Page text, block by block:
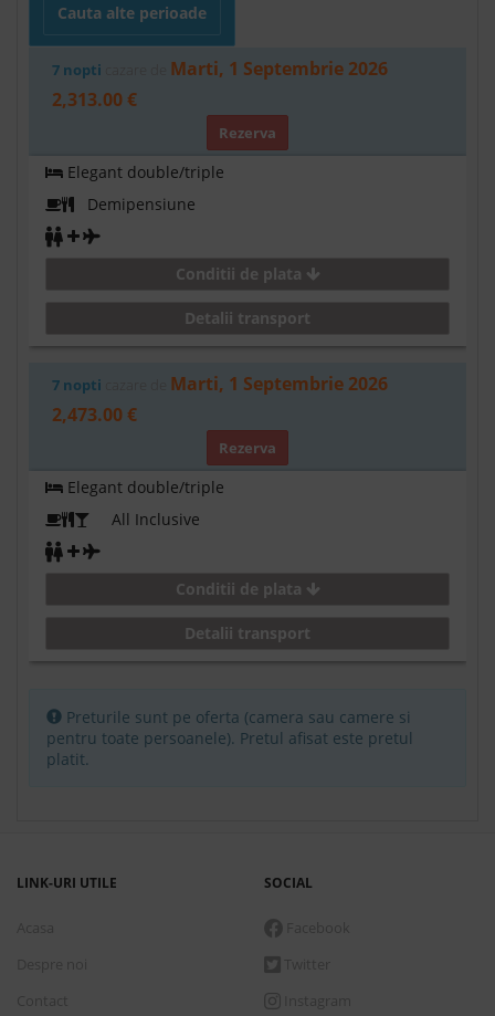
Cauta alte perioade
7 nopti
Marti, 1 Septembrie 2026
2,313.00 €
Rezerva
Elegant double/triple
Demipensiune
Conditii de plata
Detalii transport
7 nopti
Marti, 1 Septembrie 2026
2,473.00 €
Rezerva
Elegant double/triple
All Inclusive
Conditii de plata
Detalii transport
Preturile sunt pe oferta (camera sau camere si
pentru toate persoanele). Pretul afisat este pretul
platit.
LINK-URI UTILE SOCIAL